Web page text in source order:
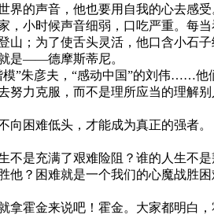
界的声音，他也要用自我的心去感
小时候声音细弱，口吃严重。每
山；为了使舌头灵活，他口含小石
是——德摩斯蒂尼。
”朱彦夫，“感动中国”的刘伟……他
力克服，而不是理所应当的理解
困难低头，才能成为真正的强者。
是充满了艰难险阻？谁的人生不
？困难就是一个我们的心魔战胜
霍金来说吧！霍金。大家都明白